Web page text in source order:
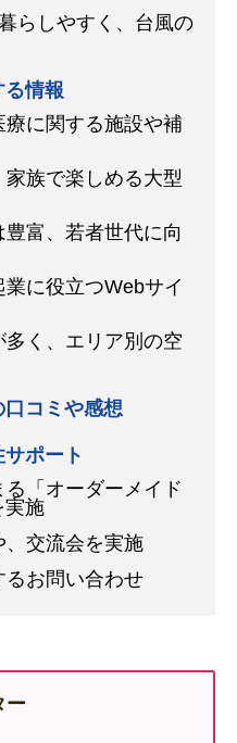
らしやすく、台風の
情報
療に関する施設や補
族で楽しめる大型
豊富、若者世代に向
に役立つWebサイ
多く、エリア別の空
コミや感想
ポート
「オーダーメイド
実施
交流会を実施
お問い合わせ
ー